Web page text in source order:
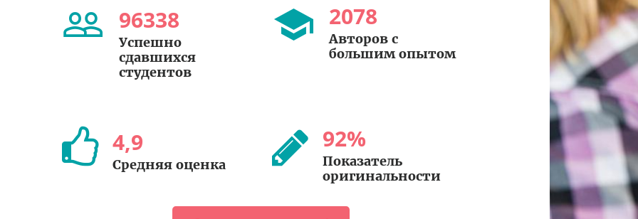
96338
Успешно
сдавшихся
студентов
2078
Авторов с
большим опытом
4,9
Средняя оценка
92%
Показатель
оригинальности